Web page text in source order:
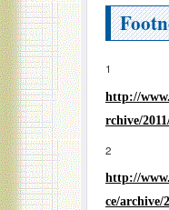
1
http://
rchive/
2
http://
ce/archive/